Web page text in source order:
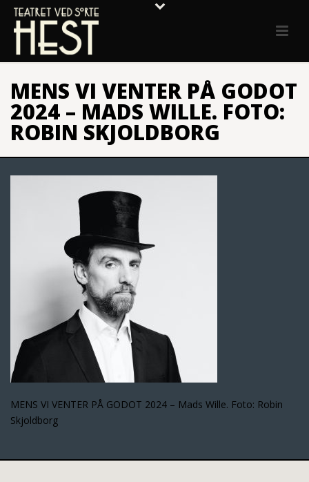
MENS VI VENTER PÅ GODOT
2024 – MADS WILLE. FOTO:
ROBIN SKJOLDBORG
MENS VI VENTER PÅ GODOT 2024 – Mads Wille. Foto: Robin
Skjoldborg